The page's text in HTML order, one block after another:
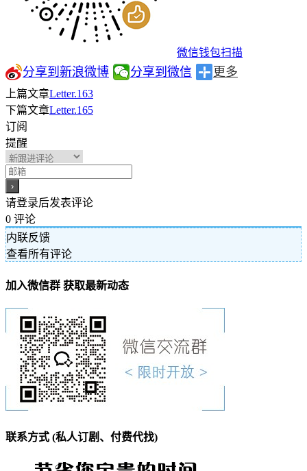
微信钱包扫描
分享到新浪微博 分享到微信 更多
上篇文章Letter.163
下篇文章Letter.165
订阅
提醒
请登录后发表评论
0 评论
内联反馈
查看所有评论
加入微信群 获取最新动态
联系方式 (私人订剧、付费代找)